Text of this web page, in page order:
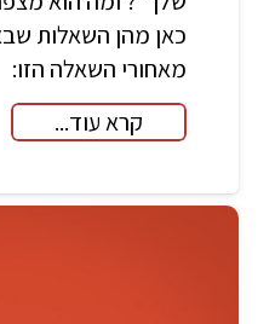
כאן מהן השאלות
מאחורי השאלה הזו:
קרא עוד...